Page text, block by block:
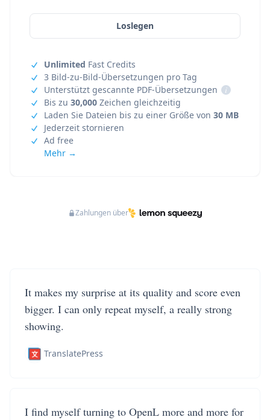
Loslegen
Unlimited Fast Credits
3 Bild-zu-Bild-Übersetzungen pro Tag
Unterstützt gescannte PDF-Übersetzungen
i
Bis zu 30,000 Zeichen gleichzeitig
Laden Sie Dateien bis zu einer Größe von 30 MB
Jederzeit stornieren
Ad free
Mehr →
Zahlungen über
It makes my surprise at its quality and score even
bigger. I can only repeat myself, a really strong
showing.
TranslatePress
I find myself turning to OpenL more and more for